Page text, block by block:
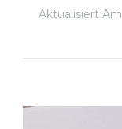
Aktualisiert Am